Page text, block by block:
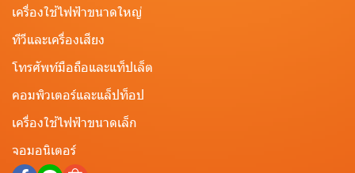
เครื่องใช้ไฟฟ้าขนาดใหญ่
ทีวีและเครื่องเสียง
โทรศัพท์มือถือและแท็ปเล็ต
คอมพิวเตอร์และแล็ปท็อป
เครื่องใช้ไฟฟ้าขนาดเล็ก
จอมอนิเตอร์